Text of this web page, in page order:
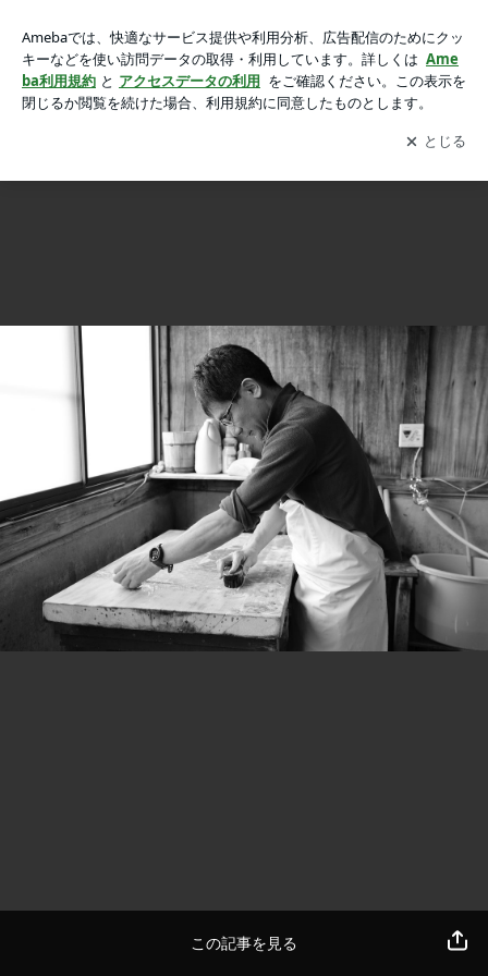
1枚中18枚目
洗い張り②「洗い」・「すすぎ」山川しみぬき店さん
この記事を見る